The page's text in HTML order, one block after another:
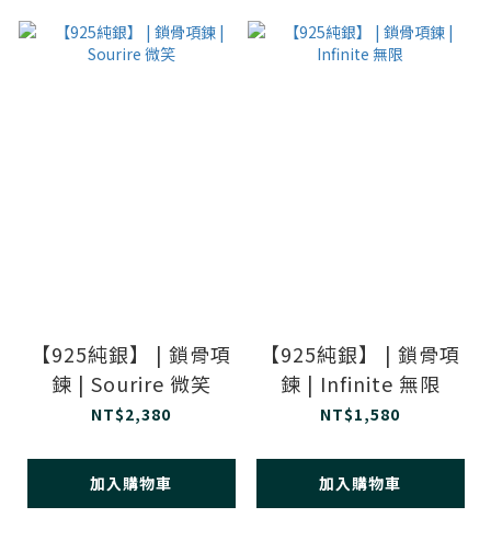
【925純銀】 | 鎖骨項
鍊 | Sourire 微笑
NT$2,380
加入購物車
【925純銀】 | 鎖骨項
鍊 | Infinite 無限
NT$1,580
加入購物車